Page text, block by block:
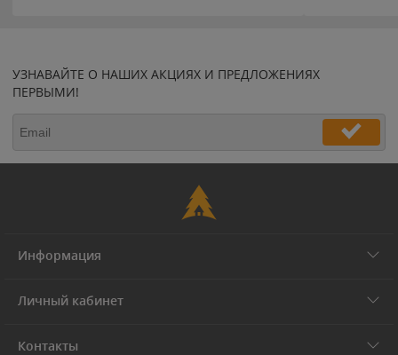
УЗНАВАЙТЕ О НАШИХ АКЦИЯХ И ПРЕДЛОЖЕНИЯХ
ПЕРВЫМИ!
Информация
Личный кабинет
Контакты